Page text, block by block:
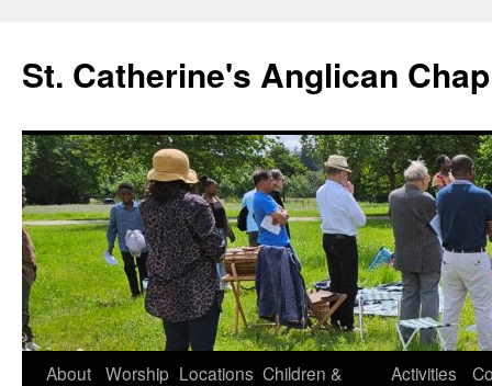
content
St. Catherine's Anglican
About Worship Locations Children &
Activities